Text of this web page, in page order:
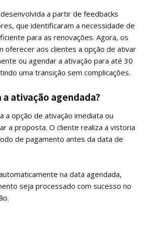
a partir de feedbacks
que identificaram a necessidade de
para as renovações. Agora, os
oferecer aos clientes a opção de ativar
ou agendar a ativação para até 30
uma transição sem complicações.
ativação agendada?
a opção de ativação imediata ou
a proposta. O cliente realiza a vistoria
de pagamento antes da data de
na data agendada,
seja processado com sucesso no